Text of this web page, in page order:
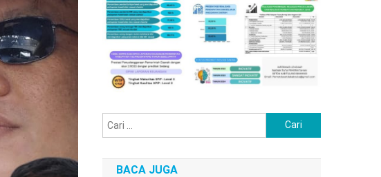
untuk:
BACA JUGA